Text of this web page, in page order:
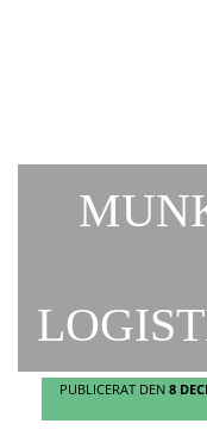
PUBLICERAT DEN 8